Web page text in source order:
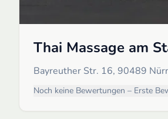
Thai Massage am
Bayreuther Str. 16, 90489
Noch keine Bewertungen – Erste